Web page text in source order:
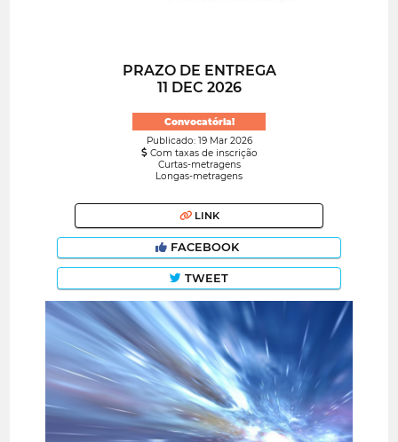
PRAZO DE ENTREGA
11 DEC 2026
Convocatória!
Publicado: 19 Mar 2026
Com taxas de inscrição
Curtas-metragens
Longas-metragens
LINK
FACEBOOK
TWEET